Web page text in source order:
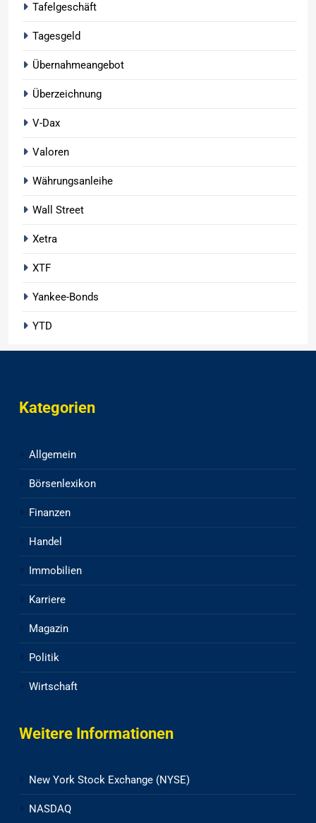
Tafelgeschäft
Tagesgeld
Übernahmeangebot
Überzeichnung
V-Dax
Valoren
Währungsanleihe
Wall Street
Xetra
XTF
Yankee-Bonds
YTD
Kategorien
Allgemein
Börsenlexikon
Finanzen
Handel
Immobilien
Karriere
Magazin
Politik
Wirtschaft
Weitere Informationen
New York Stock Exchange (NYSE)
NASDAQ